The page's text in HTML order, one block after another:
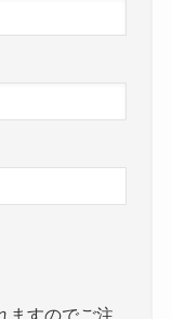
ますのでご注